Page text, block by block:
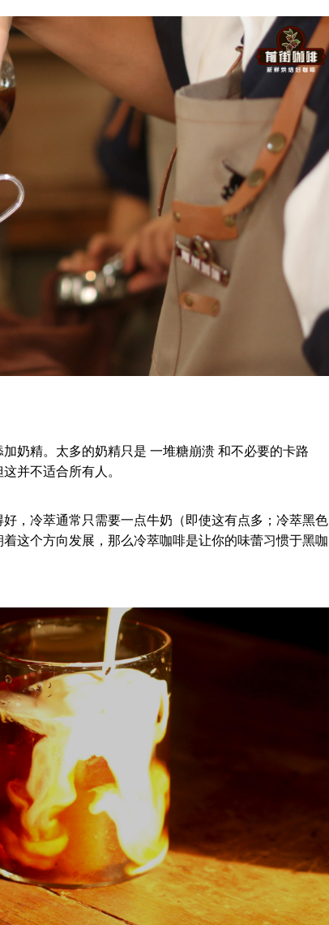
奶精。太多的奶精只是 一堆糖崩溃 和不必要的卡路
并不适合所有人。
，冷萃通常只需要一点牛奶（即使这有点多；冷萃黑色
这个方向发展，那么冷萃咖啡是让你的味蕾习惯于黑咖